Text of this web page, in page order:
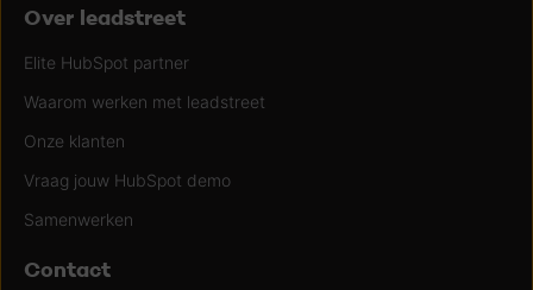
Over leadstreet
Elite HubSpot partner
Waarom werken met leadstreet
Onze klanten
Vraag jouw HubSpot demo
Samenwerken
Contact